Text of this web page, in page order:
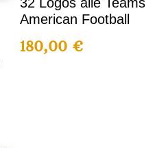
American Football
180,00 €